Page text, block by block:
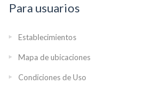
Para usuarios
Establecimientos
Mapa de ubicaciones
Condiciones de Uso